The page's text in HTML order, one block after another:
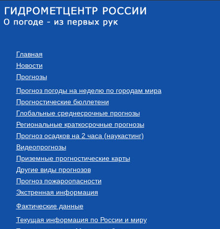
Главная
Новости
Прогнозы
Прогноз погоды на неделю по городам мира
Прогностические бюллетени
Глобальные среднесрочные прогнозы
Региональные краткосрочные прогнозы
Прогноз осадков на 2 часа (наукастинг)
Видеопрогнозы
Приземные прогностические карты
Другие виды прогнозов
Прогноз пожароопасности
Экстренная информация
Фактические данные
Текущая информация по России и миру